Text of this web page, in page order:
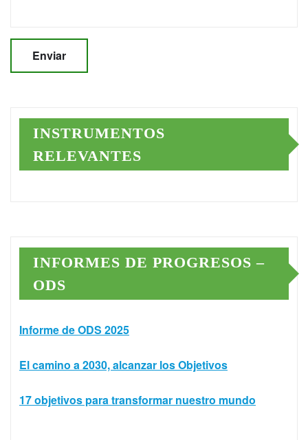
INSTRUMENTOS
RELEVANTES
INFORMES DE PROGRESOS –
ODS
Informe de ODS 2025
El camino a 2030, alcanzar los Objetivos
17 objetivos para transformar nuestro mundo